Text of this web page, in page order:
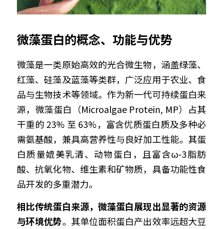
微藻蛋白的概念、功能与优势
微藻是一类原始高效的光合微生物，涵盖绿藻、
红藻、硅藻及蓝藻等类群，广泛应用于农业、食
品与生物技术等领域。作为新一代可持续蛋白来
源，微藻蛋白（Microalgae Protein, MP）占其
干重的 23% 至 63%，富含优质蛋白质及多种必
需氨基酸，兼具高营养性与良好加工性能。其蛋
白质量媲美乳清、动物蛋白，且富含ω-3脂肪
酸、抗氧化物、维生素和矿物质，具备功能性食
品开发的多重潜力。
相比传统蛋白来源，微藻蛋白展现出显著的资源
与环境优势。其单位面积蛋白产出效率远超大豆